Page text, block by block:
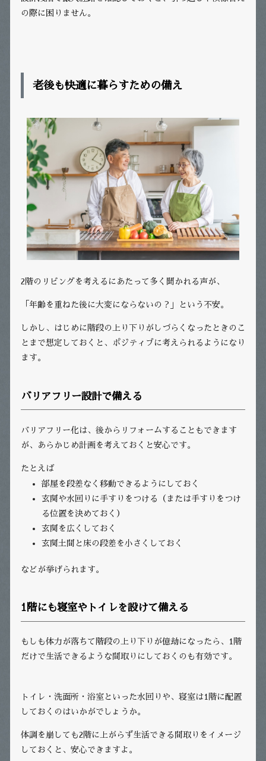
の際に困りません。
老後も快適に暮らすための備え
2階のリビングを考えるにあたって多く聞かれる声が、
「年齢を重ねた後に大変にならないの？」という不安。
しかし、はじめに階段の上り下りがしづらくなったときのこ
とまで想定しておくと、ポジティブに考えられるようになり
ます。
バリアフリー設計で備える
バリアフリー化は、後からリフォームすることもできます
が、あらかじめ計画を考えておくと安心です。
たとえば
部屋を段差なく移動できるようにしておく
玄関や水回りに手すりをつける（または手すりをつけ
る位置を決めておく）
玄関を広くしておく
玄関土間と床の段差を小さくしておく
などが挙げられます。
1階にも寝室やトイレを設けて備える
もしも体力が落ちて階段の上り下りが億劫になったら、1階
だけで生活できるような間取りにしておくのも有効です。
トイレ・洗面所・浴室といった水回りや、寝室は1階に配置
しておくのはいかがでしょうか。
体調を崩しても2階に上がらず生活できる間取りをイメージ
しておくと、安心できますよ。